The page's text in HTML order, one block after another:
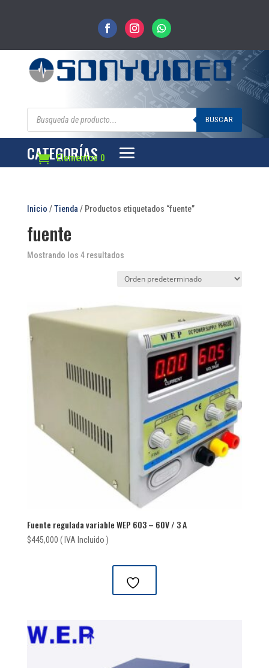
Búsqueda
BUSCAR
Elementos 0
CATEGORÍAS
Inicio /Tienda / Productos etiquetados “fuente”
fuente
Mostrando los 4 resultados
Fuente regulada variable WEP 603 – 60V / 3 A
$445,000 ( IVA Incluido )